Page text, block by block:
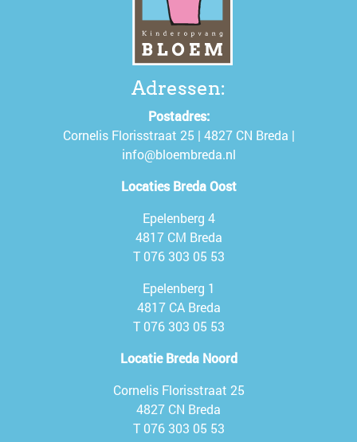
Adressen:
Postadres:
Cornelis Florisstraat 25 | 4827 CN Breda |
info@bloembreda.nl
Locaties Breda Oost
Epelenberg 4
4817 CM Breda
T 076 303 05 53
Epelenberg 1
4817 CA Breda
T 076 303 05 53
Locatie Breda Noord
Cornelis Florisstraat 25
4827 CN Breda
T 076 303 05 53